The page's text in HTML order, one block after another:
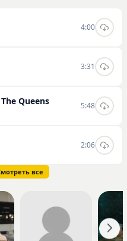
формы.
формирует
благодаря своему
полотна.
их в высоком
в соответствующем
4:00
3:31
Queens 5:48
2:06
все